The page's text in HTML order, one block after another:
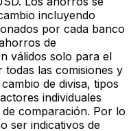
incluyendo
por cada banco
de
válidos solo para el
las comisiones y
de divisa, tipos
individuales
comparación. Por lo
ser indicativos de